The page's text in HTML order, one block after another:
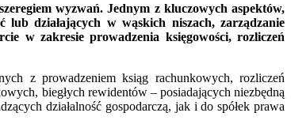
wyzwań. Jednym z kluczowych aspektów,
lub działających w wąskich niszach, zarządzanie
w zakresie prowadzenia księgowości, rozliczeń
z prowadzeniem ksiąg rachunkowych, rozliczeń
biegłych rewidentów – posiadających niezbędną
działalność gospodarczą, jak i do spółek prawa